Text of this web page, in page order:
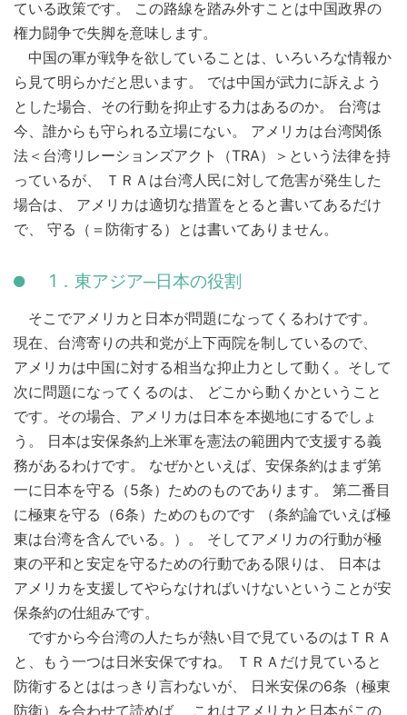
ている政策です。 この路線を踏み外すことは中国政界の
権力闘争で失脚を意味します。
中国の軍が戦争を欲していることは、いろいろな情報か
ら見て明らかだと思います。 では中国が武力に訴えよう
とした場合、その行動を抑止する力はあるのか。 台湾は
今、誰からも守られる立場にない。 アメリカは台湾関係
法＜台湾リレーションズアクト（TRA）＞という法律を持
っているが、 ＴＲＡは台湾人民に対して危害が発生した
場合は、 アメリカは適切な措置をとると書いてあるだけ
で、 守る（＝防衛する）とは書いてありません。
1．東アジア─日本の役割
そこでアメリカと日本が問題になってくるわけです。
現在、台湾寄りの共和党が上下両院を制しているので、
アメリカは中国に対する相当な抑止力として動く。そして
次に問題になってくるのは、 どこから動くかということ
です。その場合、アメリカは日本を本拠地にするでしょ
う。 日本は安保条約上米軍を憲法の範囲内で支援する義
務があるわけです。 なぜかといえば、安保条約はまず第
一に日本を守る（5条）ためのものであります。 第二番目
に極東を守る（6条）ためのものです （条約論でいえば極
東は台湾を含んでいる。）。 そしてアメリカの行動が極
東の平和と安定を守るための行動である限りは、 日本は
アメリカを支援してやらなければいけないということが安
保条約の仕組みです。
ですから今台湾の人たちが熱い目で見ているのはＴＲＡ
と、もう一つは日米安保ですね。 ＴＲＡだけ見ていると
防衛するとははっきり言わないが、 日米安保の6条（極東
防衛）を合わせて読めば、 これはアメリカと日本がこの